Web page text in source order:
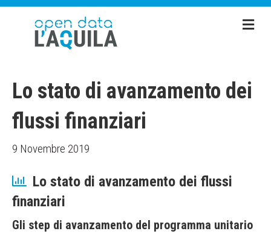
Lo stato di avanzamento dei
flussi finanziari
9 Novembre 2019
Lo stato di avanzamento dei flussi
finanziari
Gli step di avanzamento del programma unitario